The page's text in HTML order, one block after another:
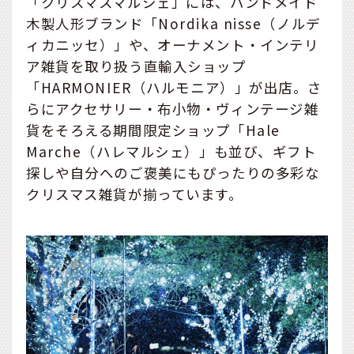
木製人形ブランド「Nordika nisse（ノルデ
ィカニッセ）」や、オーナメント・インテリ
ア雑貨を取り扱う直輸入ショップ
「HARMONIER（ハルモニア）」が出店。さ
らにアクセサリー・布小物・ヴィンテージ雑
貨をそろえる期間限定ショップ「Hale
Marche（ハレマルシェ）」も並び、ギフト
探しや自分へのご褒美にもぴったりの多彩な
クリスマス雑貨が揃っています。